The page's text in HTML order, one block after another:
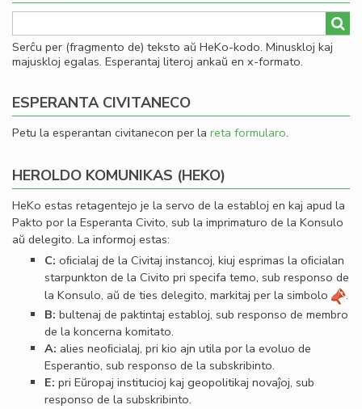
Serĉu per (fragmento de) teksto aŭ HeKo-kodo. Minuskloj kaj
majuskloj egalas. Esperantaj literoj ankaŭ en x-formato.
ESPERANTA CIVITANECO
Petu la esperantan civitanecon per la reta formularo.
HEROLDO KOMUNIKAS (HEKO)
HeKo estas retagentejo je la servo de la establoj en kaj apud la
Pakto por la Esperanta Civito, sub la imprimaturo de la Konsulo
aŭ delegito. La informoj estas:
C: oﬁcialaj de la Civitaj instancoj, kiuj esprimas la oﬁcialan
starpunkton de la Civito pri specifa temo, sub responso de
la Konsulo, aŭ de ties delegito, markitaj per la simbolo
.
B: bultenaj de paktintaj establoj, sub responso de membro
de la koncerna komitato.
A: alies neoﬁcialaj, pri kio ajn utila por la evoluo de
Esperantio, sub responso de la subskribinto.
E: pri Eŭropaj institucioj kaj geopolitikaj novaĵoj, sub
responso de la subskribinto.